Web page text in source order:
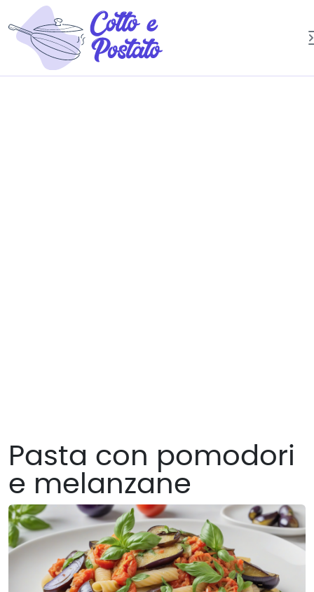
Pasta con pomodori
e melanzane